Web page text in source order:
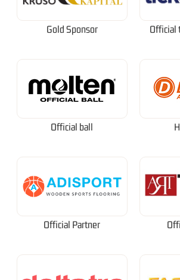
Gold Sponsor Official
Official ball
Official Partner